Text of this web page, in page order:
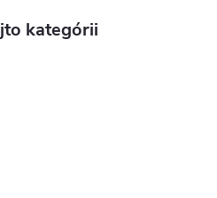
kategórii